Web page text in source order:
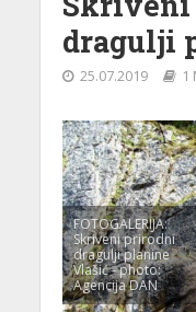
dragulji
25.07.2019 1
FOTOGALERIJA:
Skriveni prirodni
dragulji planine
Vlašić - photo:
Agencija DAN